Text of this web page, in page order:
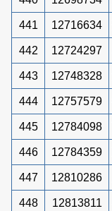
441 12716634
442 12724297
443 12748328
444 12757579
445 12784098
446 12784359
447 12810286
448 12813811